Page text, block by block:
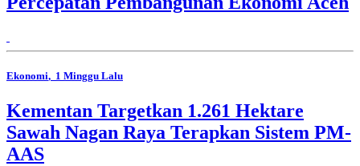
Ekonomi, 1 Minggu Lalu
Kementan Targetkan 1.261 Hektare
Sawah Nagan Raya Terapkan Sistem PM-
AAS